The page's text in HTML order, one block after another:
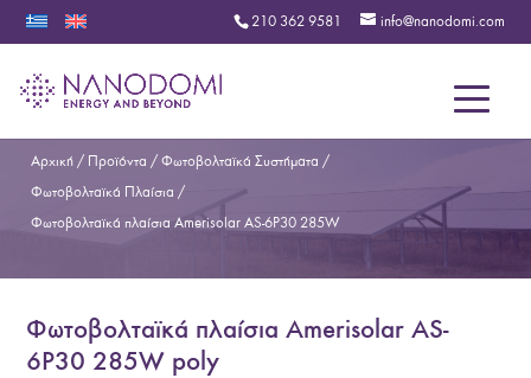
210 362 9581 info@nanodomi.com
Αρχική / Προϊόντα / Φωτοβολταϊκά Συστήματα /
Φωτοβολταϊκά Πλαίσια /
Φωτοβολταϊκά πλαίσια Amerisolar AS-6P30 285W
Φωτοβολταϊκά πλαίσια Amerisolar AS-
6P30 285W poly